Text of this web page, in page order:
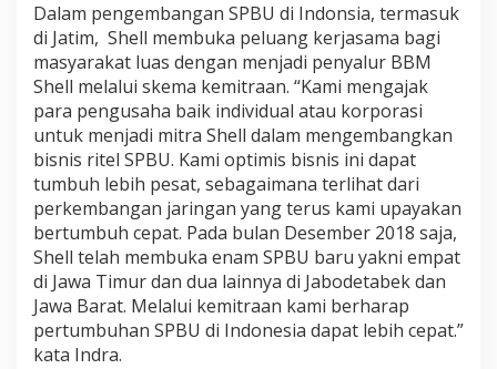
Dalam pengembangan SPBU di Indonsia, termasuk
di Jatim, Shell membuka peluang kerjasama bagi
masyarakat luas dengan menjadi penyalur BBM
Shell melalui skema kemitraan. “Kami mengajak
para pengusaha baik individual atau korporasi
untuk menjadi mitra Shell dalam mengembangkan
bisnis ritel SPBU. Kami optimis bisnis ini dapat
tumbuh lebih pesat, sebagaimana terlihat dari
perkembangan jaringan yang terus kami upayakan
bertumbuh cepat. Pada bulan Desember 2018 saja,
Shell telah membuka enam SPBU baru yakni empat
di Jawa Timur dan dua lainnya di Jabodetabek dan
Jawa Barat. Melalui kemitraan kami berharap
pertumbuhan SPBU di Indonesia dapat lebih cepat.”
kata Indra.